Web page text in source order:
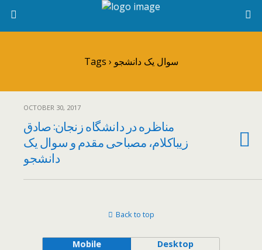
Tags › سوال یک دانشجو
OCTOBER 30, 2017
مناظره در دانشگاه زنجان: صادق
زیباکلام، مصباحی مقدم و سوال یک
دانشجو
Back to top
Mobile Desktop